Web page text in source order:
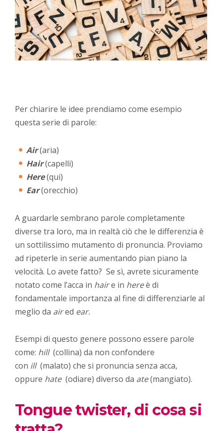
Per chiarire le idee prendiamo come esempio
questa serie di parole:
Air(aria)
Hair(capelli)
Here(qui)
Ear(orecchio)
A guardarle sembrano parole completamente
diverse tra loro, ma in realtà ciò che le differenzia è
un sottilissimo mutamento di pronuncia. Proviamo
ad ripeterle in serie aumentando pian piano la
velocità. Lo avete fatto? Se sì, avrete sicuramente
notato come l’acca in haire in hereè di
fondamentale importanza al fine di differenziarle al
meglio da aired ear.
Esempi di questo genere possono essere parole
come: hill (collina) da non confondere
con ill (malato) che si pronuncia senza acca,
oppure hate (odiare) diverso da ate(mangiato).
Tongue twister, di cosa si